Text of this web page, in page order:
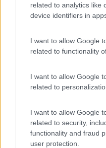
related to analytics like
device identifiers in
I want to allow Google
related to functionality
I want to allow Google
related to
I want to allow Google
related to security,
functionality and fraud
user protection.
Weingut Wolfgang
Servizi / Posizione